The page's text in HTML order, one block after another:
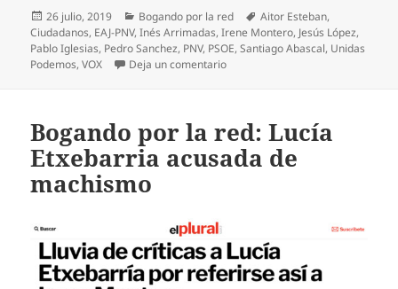
Publicado
el
26 julio, 2019 Categorías
Bogando por la red Etiquetas
Aitor Esteban,
Ciudadanos, EAJ-PNV,Inés Arrimadas,Irene Montero, Jesús López,
Pablo Iglesias, Pedro Sanchez, PNV, PSOE,Santiago Abascal, Unidas
Podemos,VOX Deja un comentarioen Bogando por la red: Los
Bogando por la red: Lucía
Etxebarria acusada de
machismo